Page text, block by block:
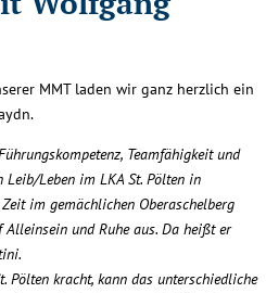
MMT laden wir ganz herzlich ein
Teamfähigkeit und
Leben im LKA St. Pölten in
im gemächlichen Oberaschelberg
und Ruhe aus. Da heißt er
Pölten kracht, kann das unterschiedliche